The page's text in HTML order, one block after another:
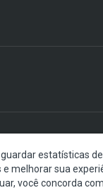
matérias de cunho
da
estatísticas
melhorar sua
você concorda